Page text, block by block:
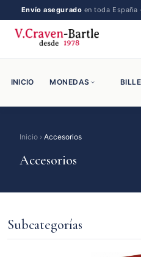
Accesorios
Envío asegurado en toda España
INICIO MONEDAS
Inicio › Accesorios
Accesorios
Subcategorías